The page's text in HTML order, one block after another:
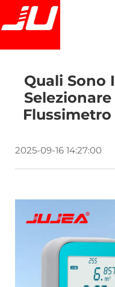
Quali Sono
Flussimetro
2025-09-16 14:27:00